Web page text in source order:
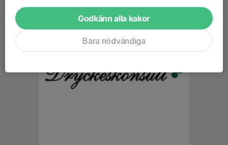
Godkänn alla kakor
Bara nödvändiga